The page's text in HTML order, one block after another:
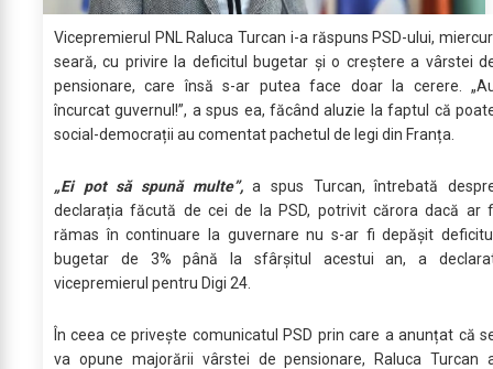
Vicepremierul PNL Raluca Turcan i-a răspuns PSD-ului,
seară, cu privire la deficitul bugetar și o creștere a vârstei
pensionare, care însă s-ar putea face doar la cerere.
încurcat guvernul!”, a spus ea, făcând aluzie la faptul că
social-democrații au comentat pachetul de legi din Franța.
„Ei pot să spună multe”,a spus Turcan, întrebată
declarația făcută de cei de la PSD, potrivit cărora dacă ar
rămas în continuare la guvernare nu s-ar fi depășit
bugetar de 3% până la sfârșitul acestui an, a
vicepremierul pentru Digi 24.
În ceea ce privește comunicatul PSD prin care a anunțat că
va opune majorării vârstei de pensionare, Raluca Turcan